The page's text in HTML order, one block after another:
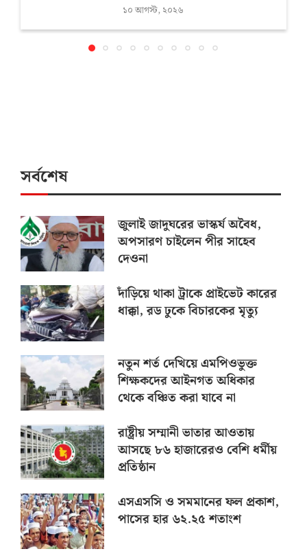
১০ আগস্ট, ২০২৬
সর্বশেষ
জুলাই জাদুঘরের ভাস্কর্য অবৈধ,
অপসারণ চাইলেন পীর সাহেব
দেওনা
দাঁড়িয়ে থাকা ট্রাকে প্রাইভেট কারের
ধাক্কা, রড ঢুকে বিচারকের মৃত্যু
নতুন শর্ত দেখিয়ে এমপিওভুক্ত
শিক্ষকদের আইনগত অধিকার
থেকে বঞ্চিত করা যাবে না
রাষ্ট্রীয় সম্মানী ভাতার আওতায়
আসছে ৮৬ হাজারেরও বেশি ধর্মীয়
প্রতিষ্ঠান
এসএসসি ও সমমানের ফল প্রকাশ,
পাসের হার ৬২.২৫ শতাংশ